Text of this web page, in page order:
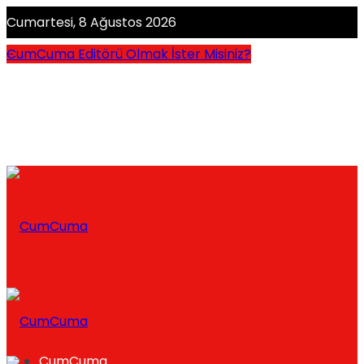
Cumartesi, 8 Ağustos 2026
CumCuma Editörü Olmak İster Misiniz?